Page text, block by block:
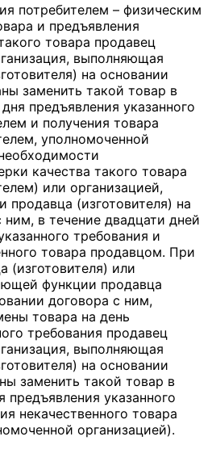
потребителем – физическим
и предъявления
товара продавец
выполняющая
на основании
заменить такой товар в
предъявления указанного
и получения товара
уполномоченной
качества такого товара
или организацией,
(изготовителя) на
в течение двадцати дней
требования и
товара продавцом. При
(изготовителя) или
функции продавца
договора с ним,
товара на день
требования продавец
выполняющая
на основании
заменить такой товар в
предъявления указанного
некачественного товара
организацией).